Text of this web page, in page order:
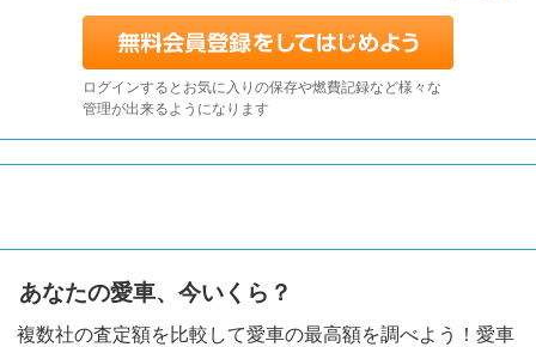
ログインするとお気に入りの保存や燃費記録など様々な
管理が出来るようになります
あなたの愛車、今いくら？
複数社の査定額を比較して愛車の最高額を調べよう！愛車